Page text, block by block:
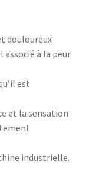
douloureux
à la peur
est
et la sensation
industrielle.